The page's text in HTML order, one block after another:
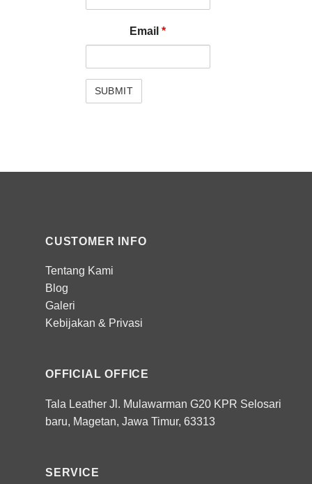
Email *
CUSTOMER INFO
Tentang Kami
Blog
Galeri
Kebijakan & Privasi
OFFICIAL OFFICE
Tala Leather Jl. Mulawarman G20 KPR Selosari
baru, Magetan, Jawa Timur, 63313
SERVICE